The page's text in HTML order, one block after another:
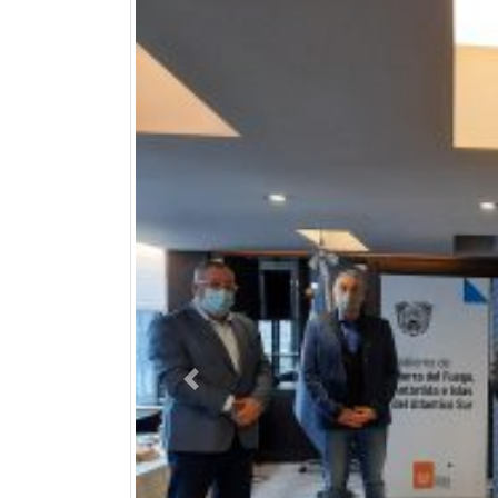
Previous